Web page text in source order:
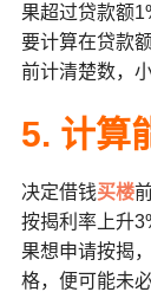
果超过贷款额
要计算在贷款
前计清楚数，
5. 计算
决定借钱买楼
按揭利率上升
果想申请按揭
格，便可能未